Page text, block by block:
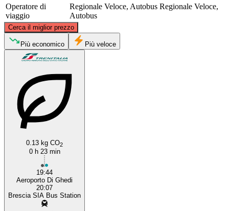
Operatore di
viaggio
Regionale Veloce, Autobus Regionale Veloce,
Autobus
Cerca il miglior prezzo
Brescia
Più economico Più veloce
0.13 kg CO2
0 h 23 min
19:44
Aeroporto Di Ghedi
20:07
Brescia SIA Bus Station